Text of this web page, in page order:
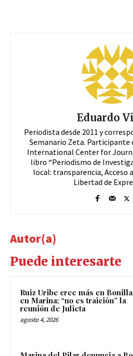
Eduardo
Periodista desde 2011 y
Semanario Zeta. Participante
International Center for
libro “Periodismo de
local: transparencia, Acceso
Libertad de
Autor(a)
Puede interesarte
Ruiz Uribe cree más en
en Marina; “no es traición” la
reunión de Julieta
agosto 4, 2026